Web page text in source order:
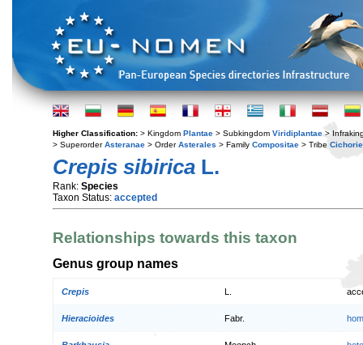
Higher Classification: > Kingdom Plantae > Subkingdom Viridiplantae >
> SuperorderAsteranae > OrderAsterales > Family Compositae > Tribe
Crepis sibirica L.
Rank: Species
Taxon Status: accepted
Relationships towards this taxon
Genus group names
Crepis
Hieracioides Fabr.